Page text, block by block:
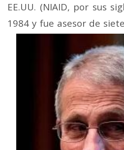
EE.UU. (NIAID, por sus
1984 y fue asesor de siete